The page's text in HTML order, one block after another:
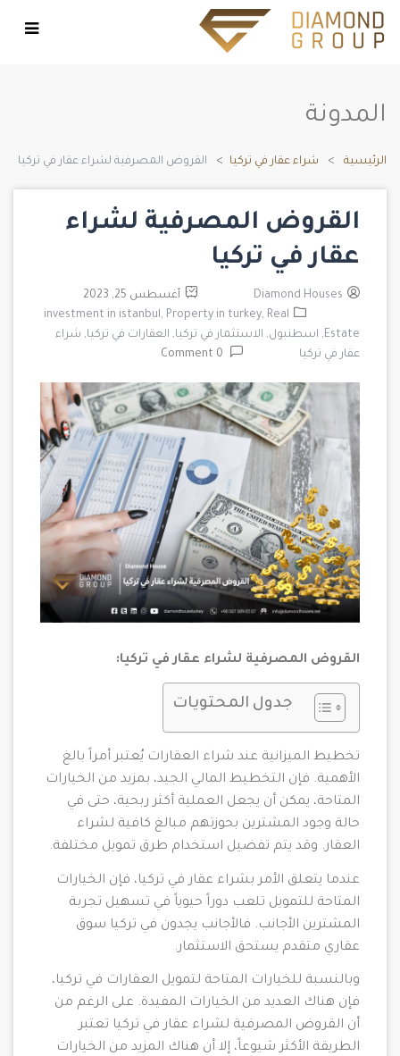
المدونة
الرئيسية شراء عقار في تركيا القروض المصرفية لشراء عقار في تركيا
القروض المصرفية لشراء
عقار في تركيا
Diamond Houses
أغسطس 25, 2023
investment in istanbul, Property in turkey, Real
Estate, اسطنبول, الاستثمار في تركيا, العقارات في تركيا, شراء
عقار في تركيا
القروض المصرفية لشراء عقار في تركيا:
جدول المحتويات
تخطيط الميزانية عند شراء العقارات يُعتبر أمراً بالغ
الأهمية. فإن التخطيط المالي الجيد، بمزيد من الخيارات
المتاحة، يمكن أن يجعل العملية أكثر ربحية، حتى في
حالة وجود المشترين بحوزتهم مبالغ كافية لشراء
العقار. وقد يتم تفضيل استخدام طرق تمويل مختلفة.
عندما يتعلق الأمر بشراء عقار في تركيا، فإن الخيارات
المتاحة للتمويل تلعب دوراً حيوياً في تسهيل تجربة
المشترين الأجانب. فالأجانب يجدون في تركيا سوق
عقاري متقدم يستحق الاستثمار.
وبالنسبة للخيارات المتاحة لتمويل العقارات في تركيا،
فإن هناك العديد من الخيارات المفيدة. على الرغم من
أن القروض المصرفية لشراء عقار في تركيا تعتبر
الطريقة الأكثر شيوعاً، إلا أن هناك المزيد من الخيارات